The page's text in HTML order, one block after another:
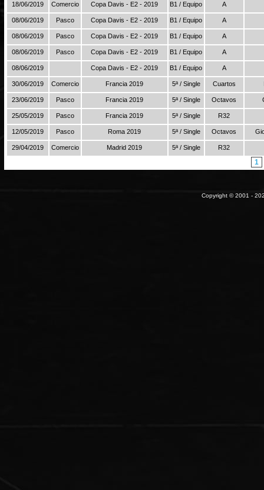
18/06/2019 Comercio Copa Davis - E2 - 2019 B1 / Equipo A
08/06/2019 Pasco Copa Davis - E2 - 2019 B1 / Equipo A
08/06/2019 Pasco Copa Davis - E2 - 2019 B1 / Equipo A
08/06/2019 Pasco Copa Davis - E2 - 2019 B1 / Equipo A
08/06/2019 Copa Davis - E2 - 2019 B1 / Equipo A
30/06/2019 Comercio Francia 2019 5ª / Single Cuartos
23/06/2019 Pasco Francia 2019 5ª / Single Octavos
25/05/2019 Pasco Francia 2019 5ª / Single R32
12/05/2019 Pasco Roma 2019 5ª / Single Octavos
29/04/2019 Comercio Madrid 2019 5ª / Single R32
1
Copyright © 2001 -